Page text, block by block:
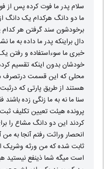
سلام پدر ما فوت کرده پس از
ما دو دانگ هرکدام یک دانگ
برخودشون سند گرفتن هر
دال براینکه پدر ما داده به
خبری ما سوءاستفاده و رفتن
خودشان بدون اینکه تقسیم
محلی که این قسمت درتصرف
هستند از طریق پارتی که
سنا ما نه به ما زنگی زده
پرونده هیئت تعیین تکلیف
کردند این دو دانگ مشاع را
انحصار وراثت رفتم آنجا به
ثابت شده که من ورثه وشریک
است میگه شما ذینفع نیستید